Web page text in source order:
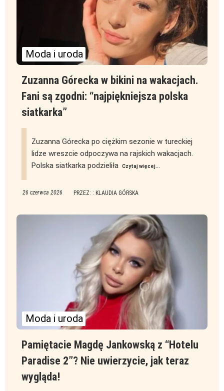
Moda i uroda
Zuzanna Górecka w bikini na wakacjach.
Fani są zgodni: “najpiękniejsza polska
siatkarka”
Zuzanna Górecka po ciężkim sezonie w tureckiej
lidze wreszcie odpoczywa na rajskich wakacjach.
Polska siatkarka podzieliła
Czytaj więcej...
26 czerwca 2026 PRZEZ: : KLAUDIA GÓRSKA
Moda i uroda
Pamiętacie Magdę Jankowską z “Hotelu
Paradise 2”? Nie uwierzycie, jak teraz
wygląda!